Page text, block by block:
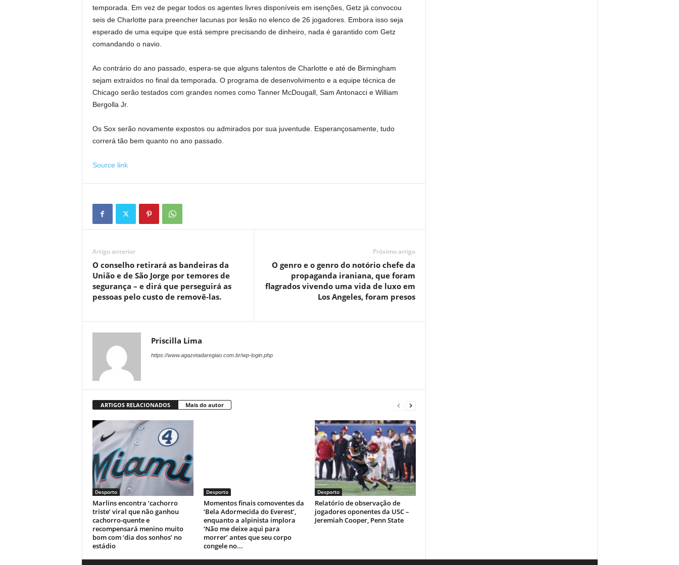
temporada. Em vez de pegar todos os agentes livres disponíveis em isenções, Getz já convocou
seis de Charlotte para preencher lacunas por lesão no elenco de 26 jogadores. Embora isso seja
esperado de uma equipe que está sempre precisando de dinheiro, nada é garantido com Getz
comandando o navio.
Ao contrário do ano passado, espera-se que alguns talentos de Charlotte e até de Birmingham
sejam extraídos no final da temporada. O programa de desenvolvimento e a equipe técnica de
Chicago serão testados com grandes nomes como Tanner McDougall, Sam Antonacci e William
Bergolla Jr.
Os Sox serão novamente expostos ou admirados por sua juventude. Esperançosamente, tudo
correrá tão bem quanto no ano passado.
Source link
Artigo anterior
O conselho retirará as bandeiras da
União e de São Jorge por temores de
segurança – e dirá que perseguirá as
pessoas pelo custo de removê-las.
Próximo artigo
O genro e o genro do notório chefe da
propaganda iraniana, que foram
flagrados vivendo uma vida de luxo em
Los Angeles, foram presos
Priscilla Lima
https://www.agazetadaregiao.com.br/wp-login.php
ARTIGOS RELACIONADOS Mais do autor
Desporto
Marlins encontra ‘cachorro
triste’ viral que não ganhou
cachorro-quente e
recompensará menino muito
bom com ‘dia dos sonhos’ no
estádio
Desporto
Momentos finais comoventes da
‘Bela Adormecida do Everest’,
enquanto a alpinista implora
‘Não me deixe aqui para
morrer’ antes que seu corpo
congele no...
Desporto
Relatório de observação de
jogadores oponentes da USC –
Jeremiah Cooper, Penn State